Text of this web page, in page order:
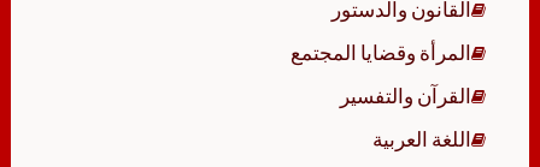
القانون والدستور
المرأة وقضايا المجتمع
القرآن والتفسير
اللغة العربية